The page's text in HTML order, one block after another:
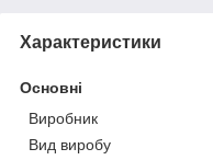
Характеристики
Основні
Виробник
Вид виробу